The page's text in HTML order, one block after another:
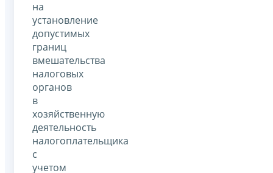
на
установление
допустимых
границ
вмешательства
налоговых
органов
в
хозяйственную
деятельность
налогоплательщика
с
учетом